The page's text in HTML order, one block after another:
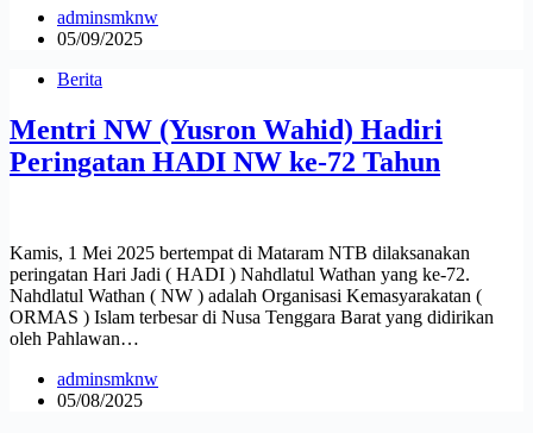
adminsmknw
05/09/2025
Berita
Mentri NW (Yusron Wahid) Hadiri
Peringatan HADI NW ke-72 Tahun
Kamis, 1 Mei 2025 bertempat di Mataram NTB dilaksanakan
peringatan Hari Jadi ( HADI ) Nahdlatul Wathan yang ke-72.
Nahdlatul Wathan ( NW ) adalah Organisasi Kemasyarakatan (
ORMAS ) Islam terbesar di Nusa Tenggara Barat yang didirikan
oleh Pahlawan…
adminsmknw
05/08/2025